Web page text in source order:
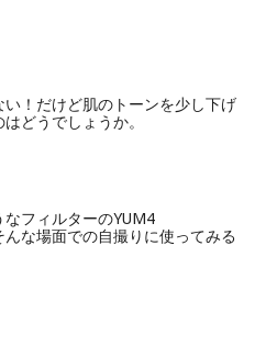
！だけど肌のトーンを少し下げ
どうでしょうか。
フィルターのYUM4
な場面での自撮りに使ってみる